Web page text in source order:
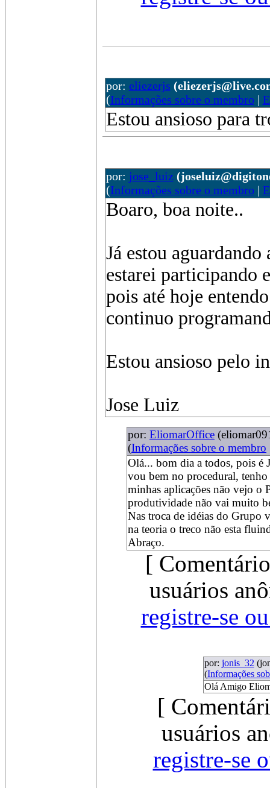
por: eliezerjs
(Informações sobre o membro|
Estou ansioso para
por: jose_luiz
(Informações sobre o membro|
Boaro, boa noite..
Já estou
estarei participando
pois até hoje
continuo
Estou ansioso pelo
Jose Luiz
por: EliomarOffice
(Informações sobre o membro
Olá... bom dia a todos, pois é
vou bem no procedural,
minhas aplicações não vejo o
produtividade não vai muito
Nas troca de idéias do Grupo
na teoria o treco não esta
Abraço.
[
usuários
registre-se
por: jonis_32
(Informações
Olá Amigo
[
usuários
registre-se